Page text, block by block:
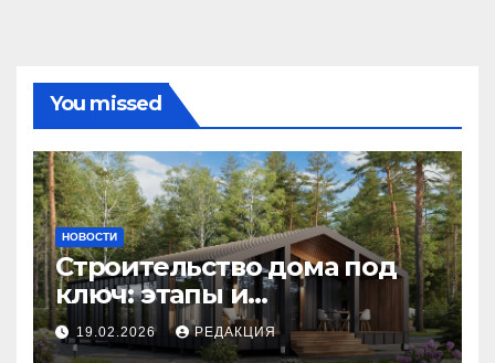
You missed
НОВОСТИ
Строительство дома под
ключ: этапы и
планирование бюджета
19.02.2026 РЕДАКЦИЯ